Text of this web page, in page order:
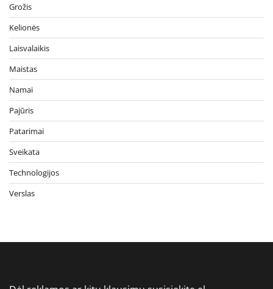
Grožis
Kelionės
Laisvalaikis
Maistas
Namai
Pajūris
Patarimai
Sveikata
Technologijos
Verslas